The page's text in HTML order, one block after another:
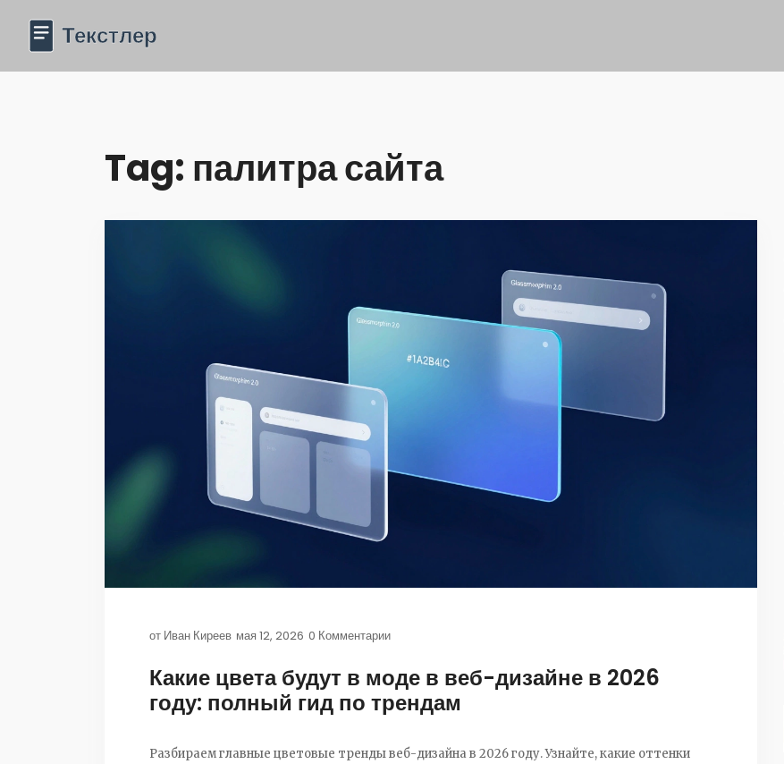
Tag: палитра сайта
от Иван Киреев мая 12, 2026 0 Комментарии
Какие цвета будут в моде в веб-дизайне в 2026
году: полный гид по трендам
Разбираем главные цветовые тренды веб-дизайна в 2026 году. Узнайте, какие оттенки